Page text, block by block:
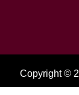
Copyright ©